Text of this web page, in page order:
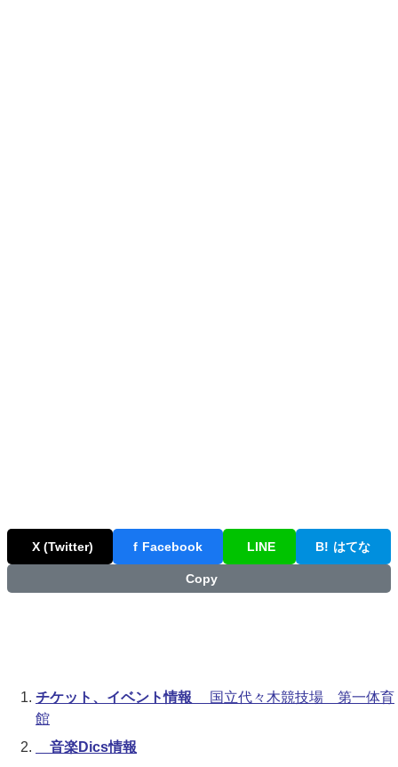
X (Twitter) f Facebook LINE B! はてな
Copy
チケット、イベント情報 国立代々木競技場 第一体育
館
音楽Dics情報